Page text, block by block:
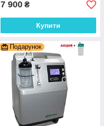
7 900 ₴
Купити
Подарунок